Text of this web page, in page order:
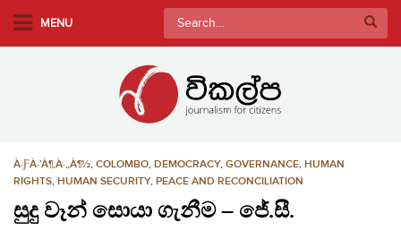
MENU
Search
for:
À·ƑÀ·’À¶‚À·„À¶½, COLOMBO, DEMOCRACY, GOVERNANCE, HUMAN
RIGHTS, HUMAN SECURITY, PEACE AND RECONCILIATION
සුදු වෑන් සොයා ගැනීම – ජේ.සී.